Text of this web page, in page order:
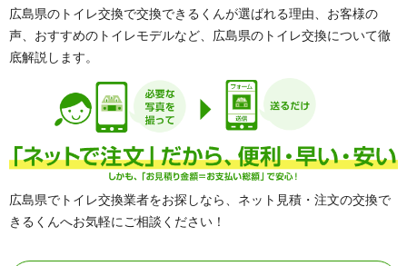
広島県のトイレ交換で交換できるくんが選ばれる理由、お客様の
声、おすすめのトイレモデルなど、広島県のトイレ交換について徹
底解説します。
広島県でトイレ交換業者をお探しなら、ネット見積・注文の交換で
きるくんへお気軽にご相談ください！